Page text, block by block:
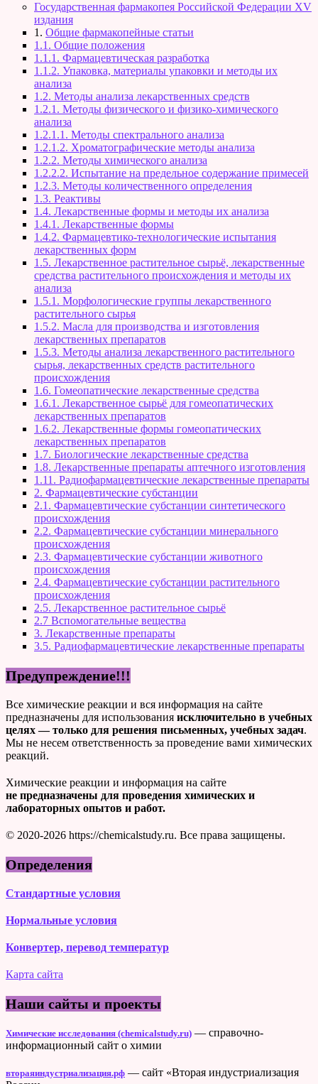
Государственная фармакопея Российской Федерации XV
издания
1. Общие фармакопейные статьи
1.1. Общие положения
1.1.1. Фармацевтическая разработка
1.1.2. Упаковка, материалы упаковки и методы их
анализа
1.2. Методы анализа лекарственных средств
1.2.1. Методы физического и физико-химического
анализа
1.2.1.1. Методы спектрального анализа
1.2.1.2. Хроматографические методы анализа
1.2.2. Методы химического анализа
1.2.2.2. Испытание на предельное содержание примесей
1.2.3. Методы количественного определения
1.3. Реактивы
1.4. Лекарственные формы и методы их анализа
1.4.1. Лекарственные формы
1.4.2. Фармацевтико-технологические испытания
лекарственных форм
1.5. Лекарственное растительное сырьё, лекарственные
средства растительного происхождения и методы их
анализа
1.5.1. Морфологические группы лекарственного
растительного сырья
1.5.2. Масла для производства и изготовления
лекарственных препаратов
1.5.3. Методы анализа лекарственного растительного
сырья, лекарственных средств растительного
происхождения
1.6. Гомеопатические лекарственные средства
1.6.1. Лекарственное сырьё для гомеопатических
лекарственных препаратов
1.6.2. Лекарственные формы гомеопатических
лекарственных препаратов
1.7. Биологические лекарственные средства
1.8. Лекарственные препараты аптечного изготовления
1.11. Радиофармацевтические лекарственные препараты
2. Фармацевтические субстанции
2.1. Фармацевтические субстанции синтетического
происхождения
2.2. Фармацевтические субстанции минерального
происхождения
2.3. Фармацевтические субстанции животного
происхождения
2.4. Фармацевтические субстанции растительного
происхождения
2.5. Лекарственное растительное сырьё
2.7 Вспомогательные вещества
3. Лекарственные препараты
3.5. Радиофармацевтические лекарственные препараты
Предупреждение!!!
Все химические реакции и вся информация на сайте
предназначены для использования исключительно в учебных
целях — только для решения письменных, учебных задач.
Мы не несем ответственность за проведение вами химических
реакций.
Химические реакции и информация на сайте
не предназначены для проведения химических и
лабораторных опытов и работ.
© 2020-2026 https://chemicalstudy.ru. Все права защищены.
Определения
Стандартные условия
Нормальные условия
Конвертер, перевод температур
Карта сайта
Наши сайты и проекты
Химические исследования (chemicalstudy.ru) — справочно-
информационный сайт о химии
втораяиндустриализация.рф — сайт «Вторая индустриализация